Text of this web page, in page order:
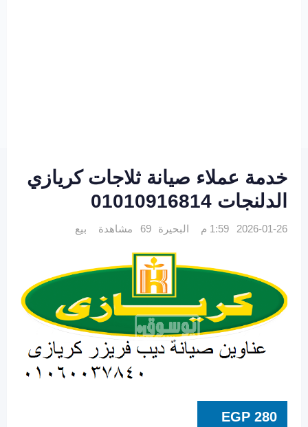
خدمة عملاء صيانة ثلاجات كريازي
الدلنجات 01010916814
2026-01-26 1:59 م البحيرة 69 مشاهدة بيع
EGP 280